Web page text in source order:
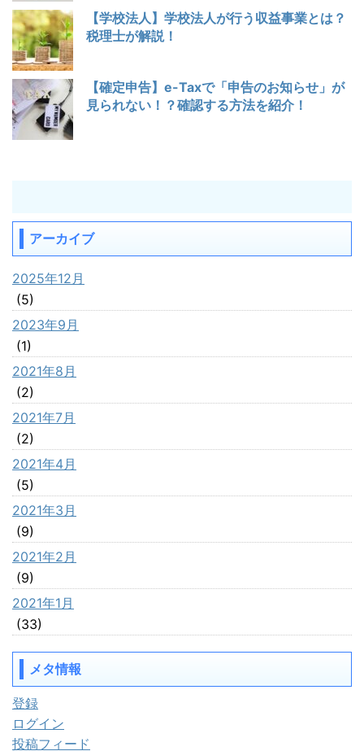
【学校法人】学校法人が行う収益事業とは？
税理士が解説！
【確定申告】e-Taxで「申告のお知らせ」が
見られない！？確認する方法を紹介！
アーカイブ
2025年12月
(5)
2023年9月
(1)
2021年8月
(2)
2021年7月
(2)
2021年4月
(5)
2021年3月
(9)
2021年2月
(9)
2021年1月
(33)
メタ情報
登録
ログイン
投稿フィード